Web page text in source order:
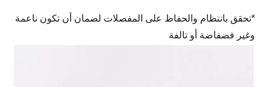
*تحقق بانتظام والحفاظ على المفصلات لضمان أن تكون ناعمة
وغير فضفاضة أو تالفة